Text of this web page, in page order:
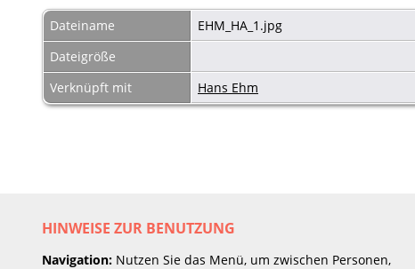
Dateiname
EHM_HA_1.jpg
Dateigröße
Verknüpft mit
Hans Ehm
HINWEISE ZUR BENUTZUNG
Navigation: Nutzen Sie das Menü, um zwischen Personen,